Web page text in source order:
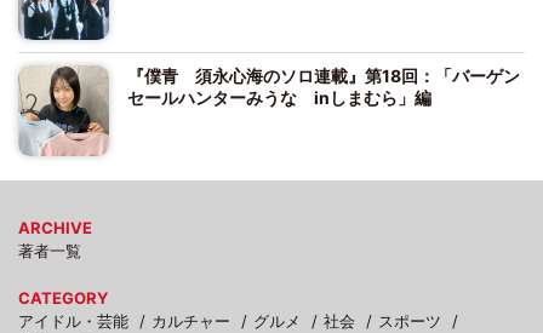
『僕青 須永心海のソロ連載』第18回：「バーゲン
セールハンターみうな inしまむら」編
ARCHIVE
著者一覧
CATEGORY
アイドル・芸能
カルチャー グルメ 社会
スポーツ